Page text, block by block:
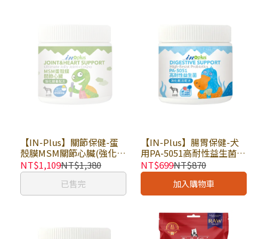
【IN-Plus】關節保健-蛋
殼膜MSM關節心臟(強化銀
養配方) 60顆 × 罐｜狗保
健品 軟錠型 卵磷脂 維持活
NT$1,109NT$1,380
已售完
【IN-Plus】腸胃保健-犬
用PA-5051高耐性益生菌
消化賦活配方 60顆 × 罐｜
狗保健品 軟錠型 促進食慾
NT$699NT$870
加入購物車